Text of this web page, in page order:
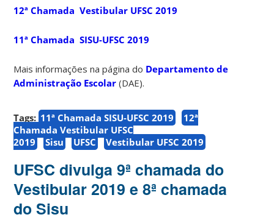
12ª Chamada Vestibular UFSC 2019
11ª Chamada SISU-UFSC 2019
Mais informações na página do Departamento de
Administração Escolar (DAE).
Tags: 11ª Chamada SISU-UFSC 2019
12ª
Chamada Vestibular UFSC
2019
Sisu UFSC Vestibular UFSC 2019
UFSC divulga 9ª chamada do
Vestibular 2019 e 8ª chamada
do Sisu